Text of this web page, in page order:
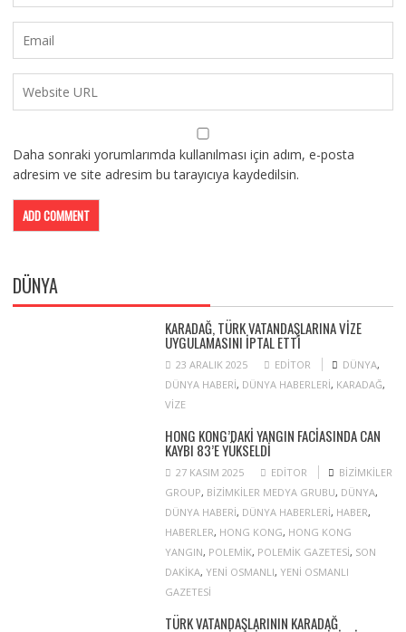
Daha sonraki yorumlarımda kullanılması için adım, e-posta
adresim ve site adresim bu tarayıcıya kaydedilsin.
DÜNYA
KARADAĞ, TÜRK VATANDAŞLARINA VIZE
UYGULAMASINI IPTAL ETTI
23 ARALIK 2025 EDITOR DÜNYA,
DÜNYA HABERI, DÜNYA HABERLERI, KARADAĞ,
VIZE
HONG KONG’DAKI YANGIN FACIASINDA CAN
KAYBI 83’E YÜKSELDI
27 KASIM 2025 EDITOR
BIZIMKILER
GROUP, BIZIMKILER MEDYA GRUBU, DÜNYA,
DÜNYA HABERI, DÜNYA HABERLERI, HABER,
HABERLER, HONG KONG, HONG KONG
YANGIN, POLEMIK, POLEMIK GAZETESI, SON
DAKIKA, YENI OSMANLI, YENI OSMANLI
GAZETESI
TÜRK VATANDAŞLARININ KARADAĞ